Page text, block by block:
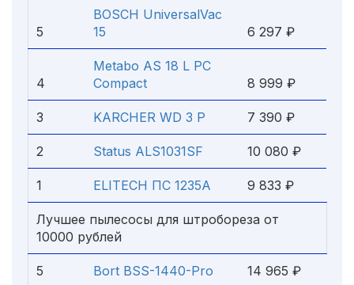
5
BOSCH UniversalVac
15
6 297 ₽
4
Metabo AS 18 L PC
Compact
8 999 ₽
3 KARCHER WD 3 P 7 390 ₽
2 Status ALS1031SF 10 080 ₽
1 ELITECH ПС 1235А 9 833 ₽
Лучшее пылесосы для штробореза от
10000 рублей
5 Bort BSS-1440-Pro 14 965 ₽